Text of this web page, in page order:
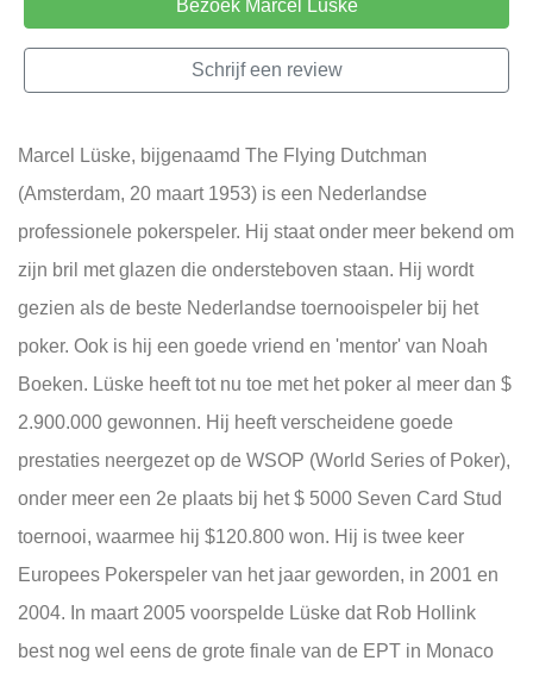
Bezoek Marcel Luske
Schrijf een review
Marcel Lüske, bijgenaamd The Flying Dutchman
(Amsterdam, 20 maart 1953) is een Nederlandse
professionele pokerspeler. Hij staat onder meer bekend om
zijn bril met glazen die ondersteboven staan. Hij wordt
gezien als de beste Nederlandse toernooispeler bij het
poker. Ook is hij een goede vriend en 'mentor' van Noah
Boeken. Lüske heeft tot nu toe met het poker al meer dan $
2.900.000 gewonnen. Hij heeft verscheidene goede
prestaties neergezet op de WSOP (World Series of Poker),
onder meer een 2e plaats bij het $ 5000 Seven Card Stud
toernooi, waarmee hij $120.800 won. Hij is twee keer
Europees Pokerspeler van het jaar geworden, in 2001 en
2004. In maart 2005 voorspelde Lüske dat Rob Hollink
best nog wel eens de grote finale van de EPT in Monaco